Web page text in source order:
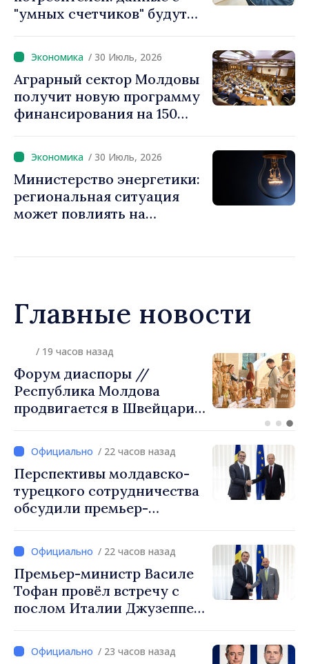
"умных счетчиков" будут
и обрабатываться
автоматически/ 30 Июль, 2026
Аграрный сектор Молдовы
получит новую программу
финансирования на 150
/ 30 Июль, 2026
Министерство энергетики:
региональная ситуация
может повлиять на
Главные новости
/ 5 часов назад
Джозеф Беркхалтер
утверждён Сенатом США в
должности будущего
Молдова
/ 22 часов назад
Перспективы молдавско-
турецкого сотрудничества
обсудили премьер-
посол Турции Уйгар
Мустафа Сертел/ 22 часов назад
Премьер-министр Василе
Тофан провёл встречу с
послом Италии Джузеппе
/ 23 часов назад